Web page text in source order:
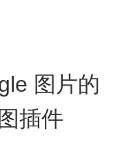
图片的
插件